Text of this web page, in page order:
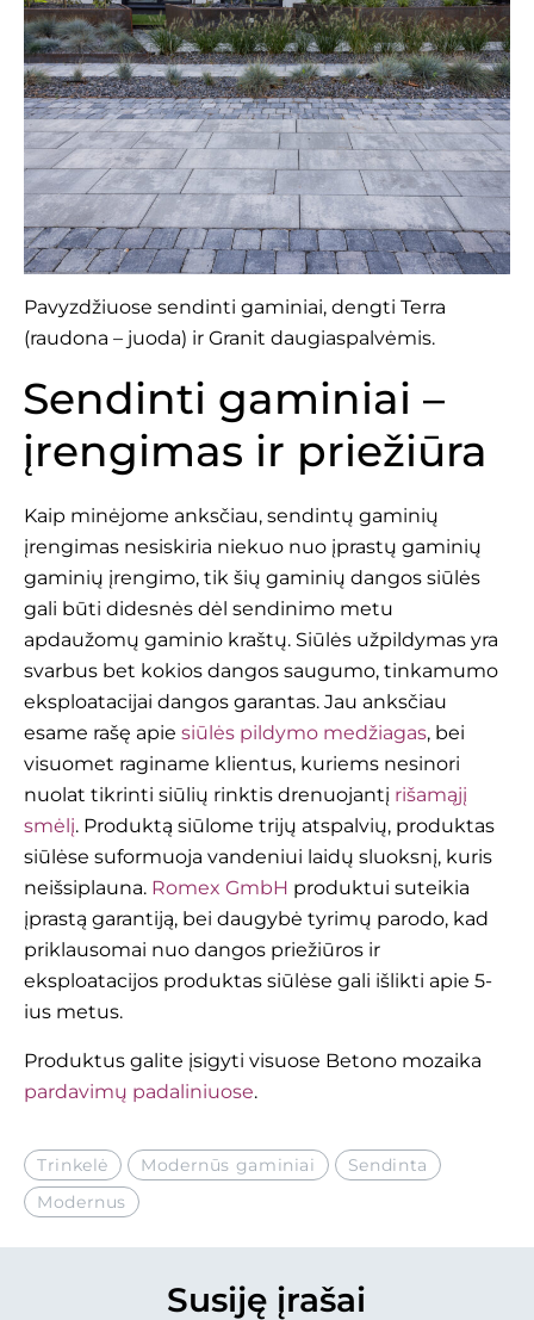
Pavyzdžiuose sendinti gaminiai, dengti Terra
(raudona – juoda) ir Granit daugiaspalvėmis.
Sendinti gaminiai –
įrengimas ir priežiūra
Kaip minėjome anksčiau, sendintų gaminių
įrengimas nesiskiria niekuo nuo įprastų gaminių
gaminių įrengimo, tik šių gaminių dangos siūlės
gali būti didesnės dėl sendinimo metu
apdaužomų gaminio kraštų. Siūlės užpildymas yra
svarbus bet kokios dangos saugumo, tinkamumo
eksploatacijai dangos garantas. Jau anksčiau
esame rašę apie siūlės pildymo medžiagas, bei
visuomet raginame klientus, kuriems nesinori
nuolat tikrinti siūlių rinktis drenuojantį rišamąjį
smėlį. Produktą siūlome trijų atspalvių, produktas
siūlėse suformuoja vandeniui laidų sluoksnį, kuris
neišsiplauna. Romex GmbH produktui suteikia
įprastą garantiją, bei daugybė tyrimų parodo, kad
priklausomai nuo dangos priežiūros ir
eksploatacijos produktas siūlėse gali išlikti apie 5-
ius metus.
Produktus galite įsigyti visuose Betono mozaika
pardavimų padaliniuose.
Trinkelė Modernūs gaminiai
Sendinta
Modernus
Susiję įrašai